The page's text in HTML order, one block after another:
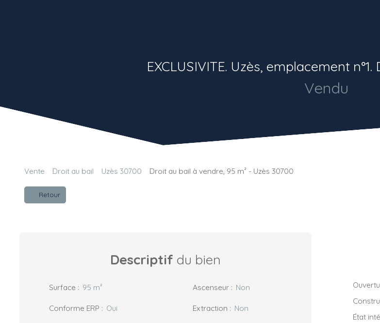
EXCLUSIVITE. Uzès, emplacement
Vendu
Vente Droit au bail Uzès 30700 Droit au bail à vendre, 95 m² - Uzès 30700
Retour
Descriptif du bien
Surface : 95 m² Ascenseur : Non
Conforme ERP : Oui Extraction : Non
État